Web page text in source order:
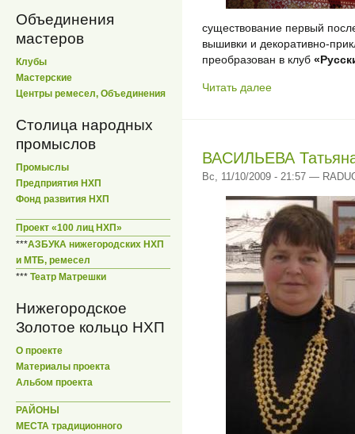
Объединения
мастеров
Клубы
Мастерские
Центры ремесел, Объединения
Столица народных
промыслов
Промыслы
Предприятия НХП
Фонд развития НХП
Проект «100 лиц НХП»
***АЗБУКА нижегородских НХП
и МТБ, ремесел
*** Театр Матрешки
Нижегородское
Золотое кольцо НХП
О проекте
Материалы проекта
Альбом проекта
РАЙОНЫ
МЕСТА традиционного
существование первый
вышивки и декоративно-
преобразован в клуб
Читать далее
ВАСИЛЬЕВА
Вс, 11/10/2009 - 21:57 —